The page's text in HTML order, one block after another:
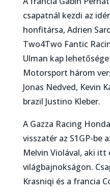
csapatnál kezdi az
honfitársa, Adrien
Two4Two Fantic
Ulman kap
Motorsport három
Jonas Nedved, Kevin
brazil Justino Kleber.
A Gazza Racing
visszatér az S1GP-be
Melvin Violával, aki
világbajnokságon.
Krasniqi és a francia